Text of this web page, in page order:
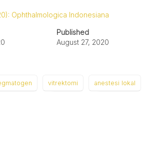
Ophthalmologica Indonesiana
Published
August 27, 2020
vitrektomi anestesi lokal